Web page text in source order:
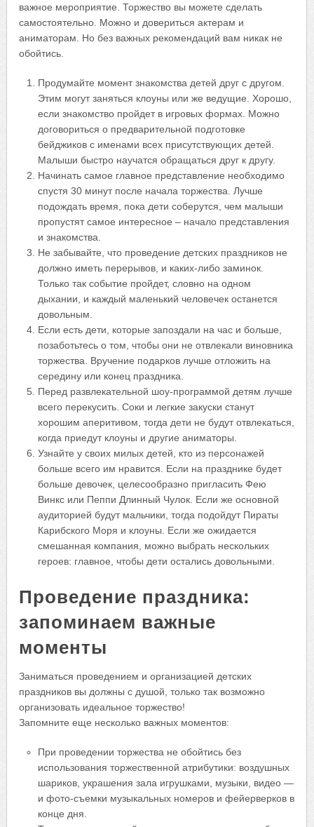
важное мероприятие. Торжество вы можете сделать
самостоятельно. Можно и довериться актерам и
аниматорам. Но без важных рекомендаций вам никак не
обойтись.
Продумайте момент знакомства детей друг с другом.
Этим могут заняться клоуны или же ведущие. Хорошо,
если знакомство пройдет в игровых формах. Можно
договориться о предварительной подготовке
бейджиков с именами всех присутствующих детей.
Малыши быстро научатся обращаться друг к другу.
Начинать самое главное представление необходимо
спустя 30 минут после начала торжества. Лучше
подождать время, пока дети соберутся, чем малыши
пропустят самое интересное – начало представления
и знакомства.
Не забывайте, что проведение детских праздников не
должно иметь перерывов, и каких-либо заминок.
Только так событие пройдет, словно на одном
дыхании, и каждый маленький человечек останется
довольным.
Если есть дети, которые запоздали на час и больше,
позаботьтесь о том, чтобы они не отвлекали виновника
торжества. Вручение подарков лучше отложить на
середину или конец праздника.
Перед развлекательной шоу-программой детям лучше
всего перекусить. Соки и легкие закуски станут
хорошим аперитивом, тогда дети не будут отвлекаться,
когда приедут клоуны и другие аниматоры.
Узнайте у своих милых детей, кто из персонажей
больше всего им нравится. Если на празднике будет
больше девочек, целесообразно пригласить Фею
Винкс или Пеппи Длинный Чулок. Если же основной
аудиторией будут мальчики, тогда подойдут Пираты
Карибского Моря и клоуны. Если же ожидается
смешанная компания, можно выбрать нескольких
героев: главное, чтобы дети остались довольными.
Проведение праздника:
запоминаем важные
моменты
Заниматься проведением и организацией детских
праздников вы должны с душой, только так возможно
организовать идеальное торжество!
Запомните еще несколько важных моментов:
При проведении торжества не обойтись без
использования торжественной атрибутики: воздушных
шариков, украшения зала игрушками, музыки, видео —
и фото-съемки музыкальных номеров и фейерверков в
конце дня.